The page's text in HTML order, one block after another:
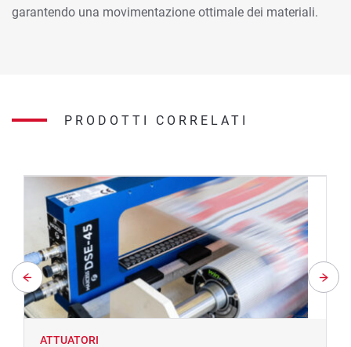
garantendo una movimentazione ottimale dei materiali.
PRODOTTI CORRELATI
ATTUATORI